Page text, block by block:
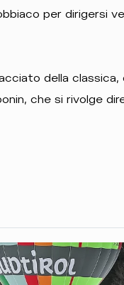
per dirigersi
della
che si rivolge